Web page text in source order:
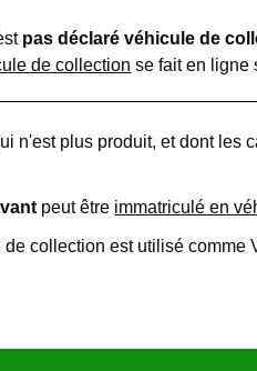
pas déclaré véhicule de
de collection se fait en ligne
n'est plus produit, et dont les
peut être immatriculé en
collection est utilisé